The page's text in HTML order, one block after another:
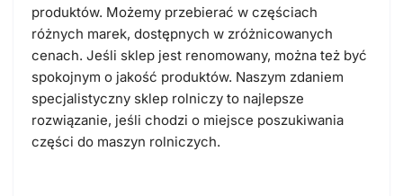
produktów. Możemy przebierać w częściach
różnych marek, dostępnych w zróżnicowanych
cenach. Jeśli sklep jest renomowany, można też być
spokojnym o jakość produktów. Naszym zdaniem
specjalistyczny sklep rolniczy to najlepsze
rozwiązanie, jeśli chodzi o miejsce poszukiwania
części do maszyn rolniczych.